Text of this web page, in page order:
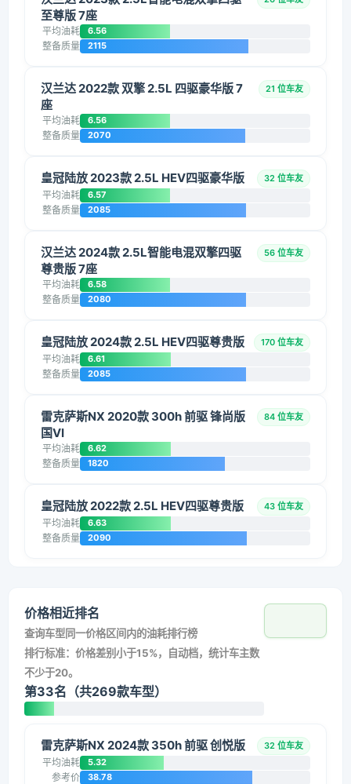
至尊版 7座
平均油耗 6.56
整备质量 2115
汉兰达 2022款 双擎 2.5L 四驱豪华版 7
座
21 位车友
平均油耗 6.56
整备质量 2070
皇冠陆放 2023款 2.5L HEV四驱豪华版 32 位车友
平均油耗 6.57
整备质量 2085
汉兰达 2024款 2.5L智能电混双擎四驱
尊贵版 7座
56 位车友
平均油耗 6.58
整备质量 2080
皇冠陆放 2024款 2.5L HEV四驱尊贵版 170 位车友
平均油耗 6.61
整备质量 2085
雷克萨斯NX 2020款 300h 前驱 锋尚版
国VI
84 位车友
平均油耗 6.62
整备质量 1820
皇冠陆放 2022款 2.5L HEV四驱尊贵版 43 位车友
平均油耗 6.63
整备质量 2090
价格相近排名
查询车型同一价格区间内的油耗排行榜
排行标准：价格差别小于15%，自动档，统计车主数
不少于20。
第33名（共269款车型）
雷克萨斯NX 2024款 350h 前驱 创悦版 32 位车友
平均油耗 5.32
参考价 38.78